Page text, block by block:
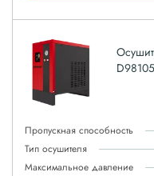
Пропускная способность
Тип осушителя
Максимальное давление